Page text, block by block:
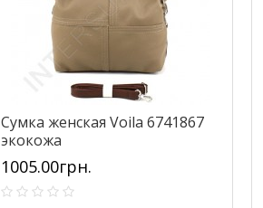
Сумка женская Voila 6741867
экокожа
1005.00грн.